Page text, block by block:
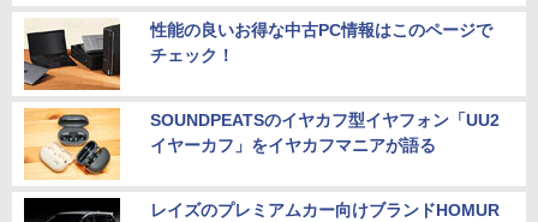
性能の良いお得な中古PC情報はこのページで
チェック！
SOUNDPEATSのイヤカフ型イヤフォン「UU2
イヤーカフ」をイヤカフマニアが語る
レイズのプレミアムカー向けブランドHOMUR